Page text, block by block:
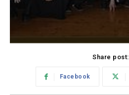
Share post:
Facebook